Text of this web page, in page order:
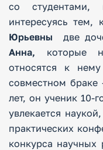
со студентами,
интересуясь
Юрьевны
две
Анна, которые
относятся к
совместном браке
лет, он ученик 10-
увлекается
практических
конкурса научных